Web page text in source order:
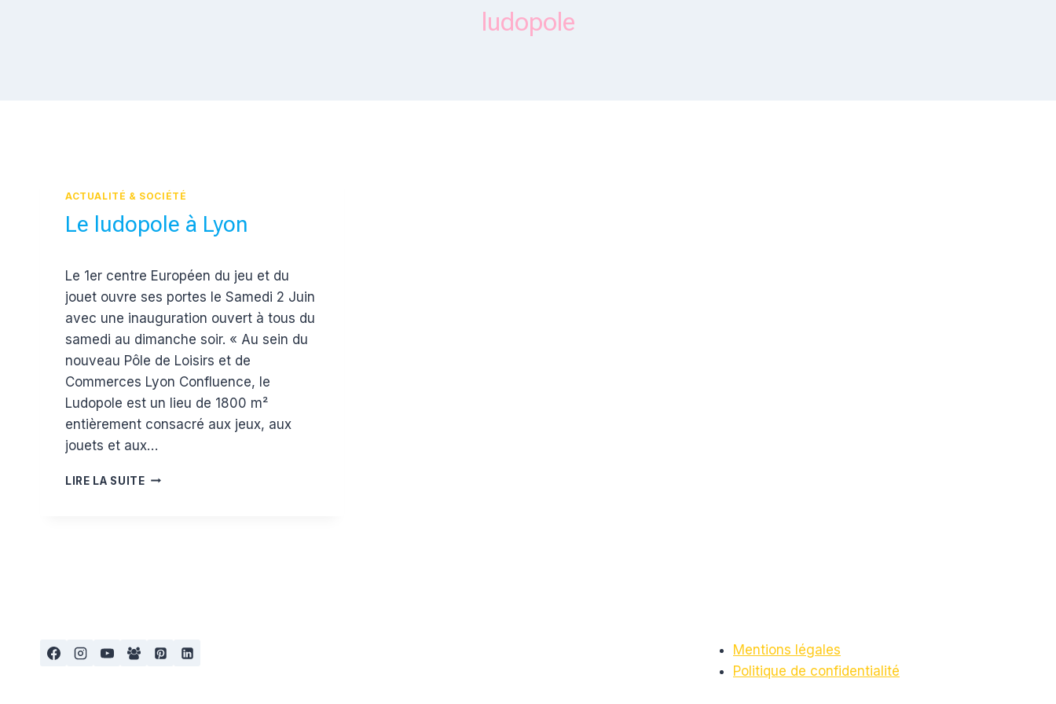
ludopole
ACTUALITÉ & SOCIÉTÉ
Le ludopole à Lyon
Estelle
Le 1er centre Européen du jeu et du
jouet ouvre ses portes le Samedi 2 Juin
avec une inauguration ouvert à tous du
samedi au dimanche soir. « Au sein du
nouveau Pôle de Loisirs et de
Commerces Lyon Confluence, le
Ludopole est un lieu de 1800 m²
entièrement consacré aux jeux, aux
jouets et aux…
LIRE LA SUITELE
Mentions légales
Politique de confidentialité